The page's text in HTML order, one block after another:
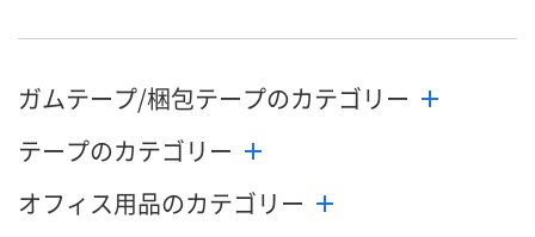
ガムテープ/梱包テープのカテゴリー
テープのカテゴリー
オフィス用品のカテゴリー